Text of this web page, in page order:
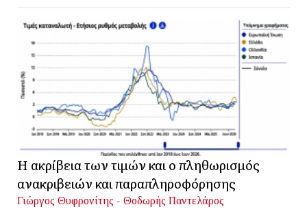
Η ακρίβεια των τιμών και ο πληθωρισμός
ανακριβειών και παραπληροφόρησης
Γιώργος Θυφρονίτης - Θοδωρής Παντελάρος